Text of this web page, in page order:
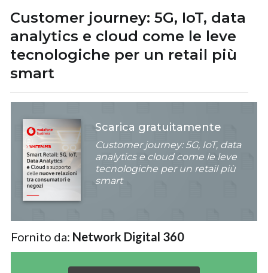
Customer journey: 5G, IoT, data
analytics e cloud come le leve
tecnologiche per un retail più
smart
Scarica gratuitamente
Customer journey: 5G, IoT, data
analytics e cloud come le leve
tecnologiche per un retail più
smart
Fornito da: Network Digital 360